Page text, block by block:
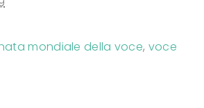
mondiale della voce, voce